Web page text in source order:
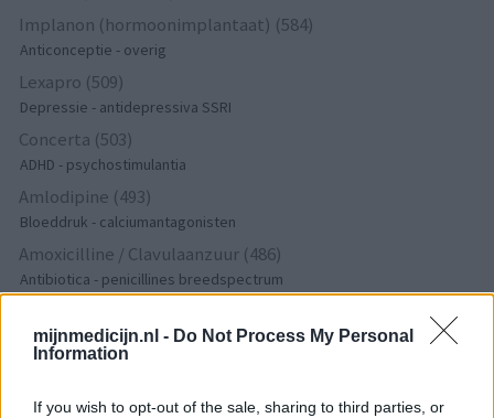
mijnmedicijn.nl - Do Not Process My Personal
Information
If you wish to opt-out of the sale, sharing to third parties, or
Implanon (hormoonimplantaat) (584)
Anticonceptie - overig
Lexapro (509)
Depressie - antidepressiva SSRI
Concerta (503)
ADHD - psychostimulantia
Amlodipine (493)
Bloeddruk - calciumantagonisten
Amoxicilline / Clavulaanzuur (486)
Antibiotica - penicillines breedspectrum
Acne
Dexamfetamine (446)